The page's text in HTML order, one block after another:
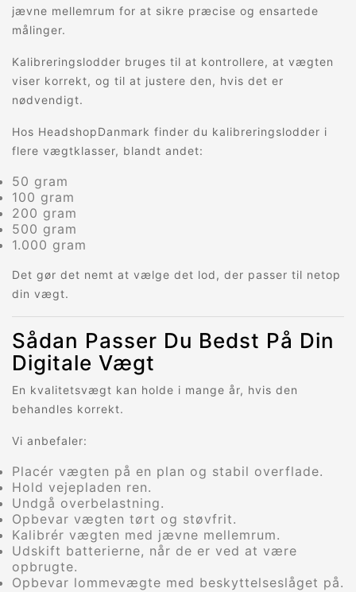
jævne mellemrum for at sikre præcise og ensartede
målinger.
Kalibreringslodder bruges til at kontrollere, at vægten
viser korrekt, og til at justere den, hvis det er
nødvendigt.
Hos HeadshopDanmark finder du kalibreringslodder i
flere vægtklasser, blandt andet:
50 gram
100 gram
200 gram
500 gram
1.000 gram
Det gør det nemt at vælge det lod, der passer til netop
din vægt.
Sådan Passer Du Bedst På Din
Digitale Vægt
En kvalitetsvægt kan holde i mange år, hvis den
behandles korrekt.
Vi anbefaler:
Placér vægten på en plan og stabil overflade.
Hold vejepladen ren.
Undgå overbelastning.
Opbevar vægten tørt og støvfrit.
Kalibrér vægten med jævne mellemrum.
Udskift batterierne, når de er ved at være
opbrugte.
Opbevar lommevægte med beskyttelseslåget på.